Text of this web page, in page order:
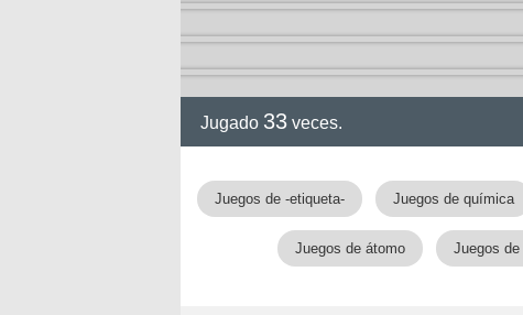
Jugado 33 veces.
Juegos de -etiqueta- Juegos de química
Juegos de átomo Juegos